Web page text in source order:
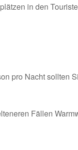
in den
pro Nacht sollten
Fällen